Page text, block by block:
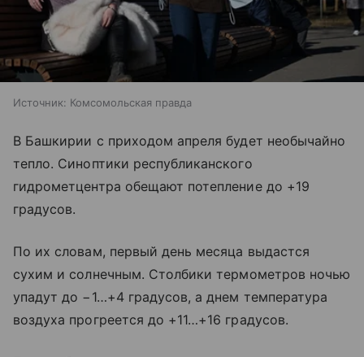
Источник: Комсомольская правда
В Башкирии с приходом апреля будет необычайно
тепло. Синоптики республиканского
гидрометцентра обещают потепление до +19
градусов.
По их словам, первый день месяца выдастся
сухим и солнечным. Столбики термометров ночью
упадут до −1…+4 градусов, а днем температура
воздуха прогреется до +11…+16 градусов.